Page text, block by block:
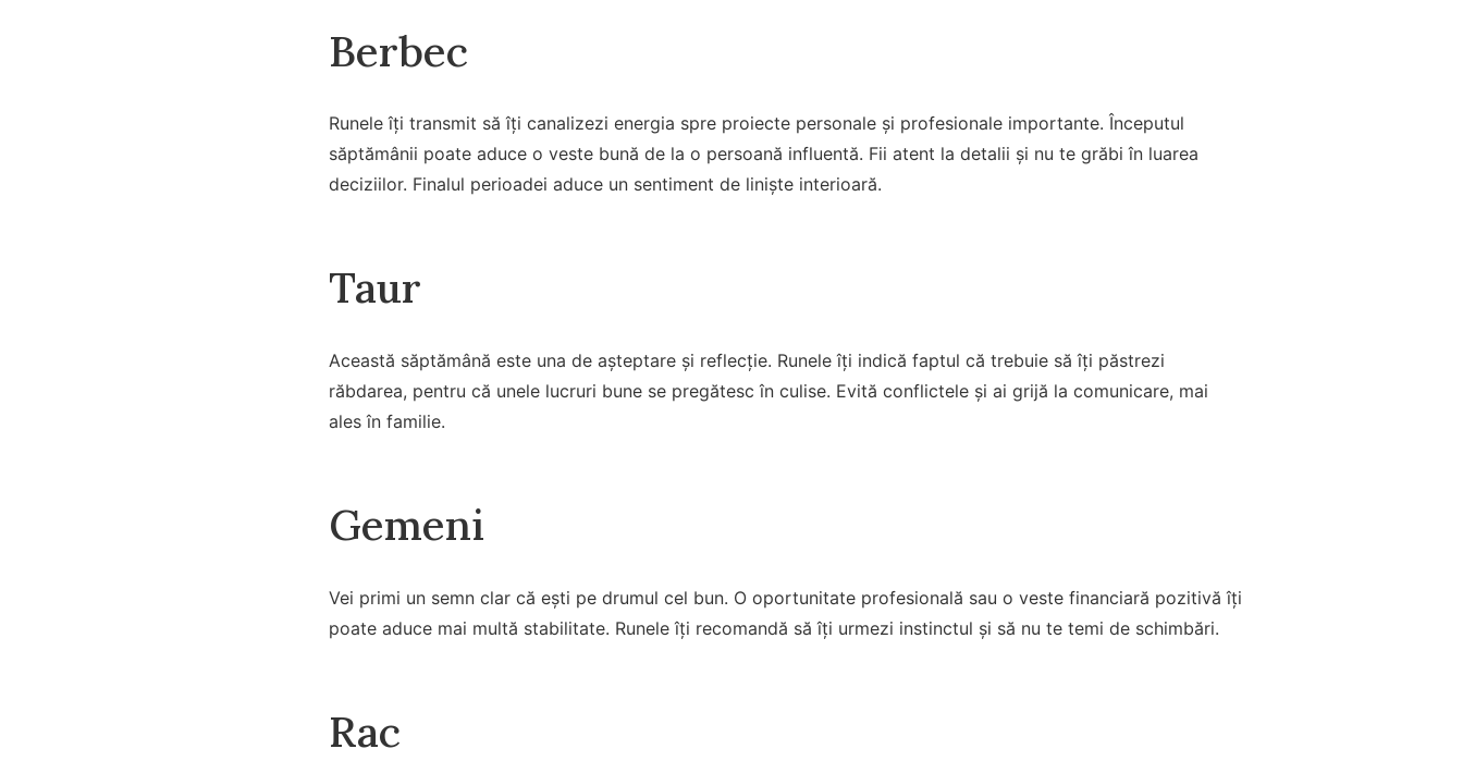
Berbec
Runele îți transmit să îți canalizezi energia spre proiecte personale și profesionale importante. Începutul
săptămânii poate aduce o veste bună de la o persoană influentă. Fii atent la detalii și nu te grăbi în luarea
deciziilor. Finalul perioadei aduce un sentiment de liniște interioară.
Taur
Această săptămână este una de așteptare și reflecție. Runele îți indică faptul că trebuie să îți păstrezi
răbdarea, pentru că unele lucruri bune se pregătesc în culise. Evită conflictele și ai grijă la comunicare, mai
ales în familie.
Gemeni
Vei primi un semn clar că ești pe drumul cel bun. O oportunitate profesională sau o veste financiară pozitivă îți
poate aduce mai multă stabilitate. Runele îți recomandă să îți urmezi instinctul și să nu te temi de schimbări.
Rac